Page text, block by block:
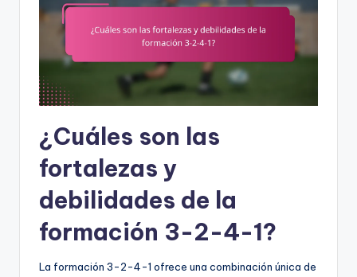
¿Cuáles son las
fortalezas y
debilidades de la
formación 3-2-4-1?
La formación 3-2-4-1 ofrece una combinación única de